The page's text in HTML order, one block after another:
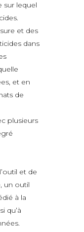
sur lequel
et des
dans
et en
de
plusieurs
et de
un outil
à la
qu’à